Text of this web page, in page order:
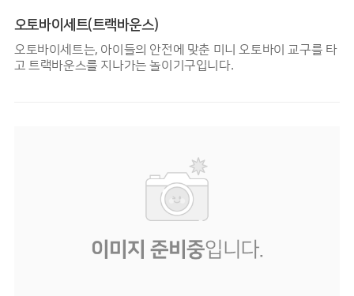
오토바이세트(트랙바운스)
오토바이세트는, 아이들의 안전에 맞춘 미니 오토바이 교구를 타
고 트랙바운스를 지나가는 놀이기구입니다.